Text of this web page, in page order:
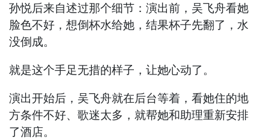
孙悦后来自述过那个细节：演出前，吴飞舟看她
脸色不好，想倒杯水给她，结果杯子先翻了，水
没倒成。
就是这个手足无措的样子，让她心动了。
演出开始后，吴飞舟就在后台等着，看她住的地
方条件不好、歌迷太多，就帮她和助理重新安排
了酒店。